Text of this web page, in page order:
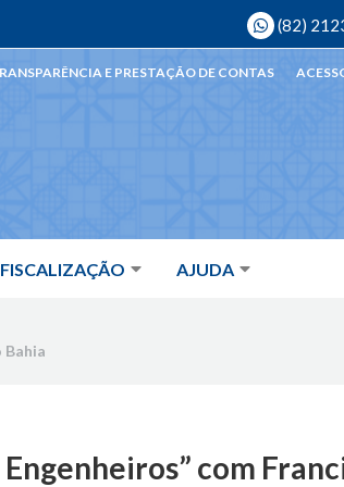
(82)
FISCALIZAÇÃO AJUDA
E PRESTAÇÃO DE CONTAS
Bahia
com